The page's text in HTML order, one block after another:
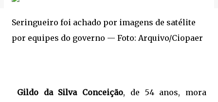
Seringueiro foi achado por imagens de satélite
por equipes do governo — Foto: Arquivo/Ciopaer
Gildo da Silva Conceição, de 54 anos, mora